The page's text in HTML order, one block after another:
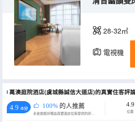
28-32㎡
電視機
萬澳庭院酒店(虞城縣誠信大道店)的真實住客評
4.9 /5分 100% 的人推薦
永安旅遊評價由真實酒店住客提供的評價。
4.9
位置